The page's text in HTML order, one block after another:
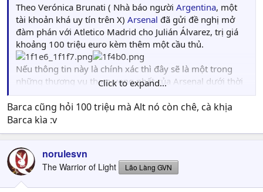
Theo Verónica Brunati ( Nhà báo người Argentina, một
tài khoản khá uy tín trên X) Arsenal đã gửi đề nghị mở
đàm phán với Atletico Madrid cho Julián Álvarez, trị giá
khoảng 100 triệu euro kèm thêm một cầu thủ.
Nếu thông tin này là chính xác thì đây sẽ là một trong
những thương vụ tham vọng nhất của Arsenal dưới thời
Arteta.
Julián Álvarez. Một tiền đạo đẳng cấp, đa năng và mới chỉ
26 tuổi.
Click to expand...
Barca cũng hỏi 100 triệu mà Alt nó còn chê, cà khịa
Barca kìa :v
norulesvn
The Warrior of Light Lão Làng GVN